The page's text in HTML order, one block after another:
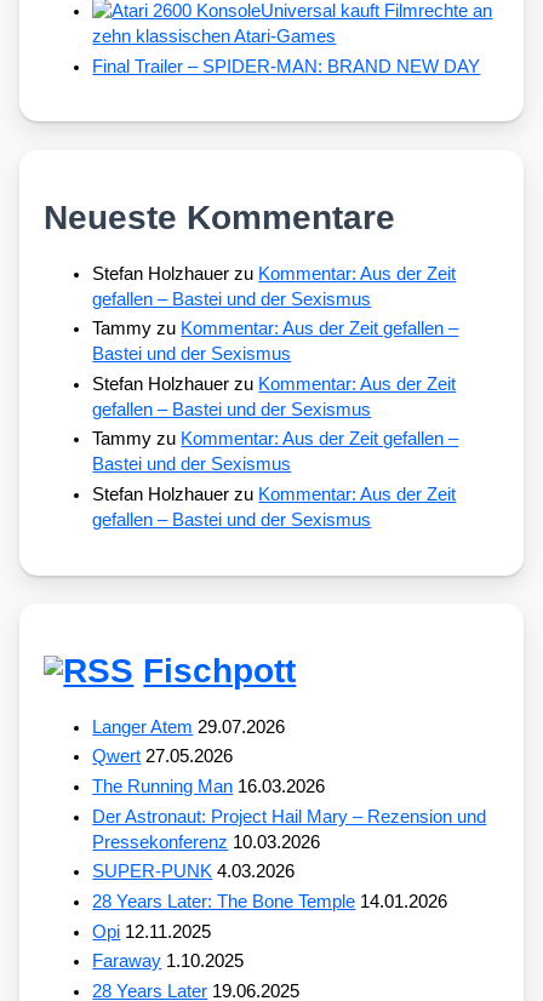
Universal kauft Filmrechte an
zehn klassischen Atari-Games
Final Trailer – SPIDER-MAN: BRAND NEW DAY
Neueste Kommentare
Stefan Holzhauer zu Kommentar: Aus der Zeit
gefallen – Bastei und der Sexismus
Tammy zu Kommentar: Aus der Zeit gefallen –
Bastei und der Sexismus
Stefan Holzhauer zu Kommentar: Aus der Zeit
gefallen – Bastei und der Sexismus
Tammy zu Kommentar: Aus der Zeit gefallen –
Bastei und der Sexismus
Stefan Holzhauer zu Kommentar: Aus der Zeit
gefallen – Bastei und der Sexismus
Fischpott
Langer Atem 29.07.2026
Qwert 27.05.2026
The Running Man 16.03.2026
Der Astronaut: Project Hail Mary – Rezension und
Pressekonferenz 10.03.2026
SUPER-PUNK 4.03.2026
28 Years Later: The Bone Temple 14.01.2026
Opi 12.11.2025
Faraway 1.10.2025
28 Years Later 19.06.2025